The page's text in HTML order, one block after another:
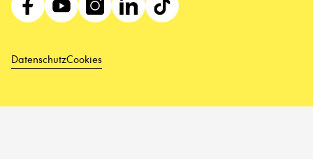
DatenschutzCookies